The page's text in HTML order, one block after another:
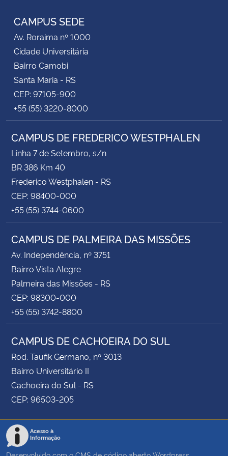
CAMPUS SEDE
Av. Roraima nº 1000
Cidade Universitária
Bairro Camobi
Santa Maria - RS
CEP: 97105-900
+55 (55) 3220-8000
CAMPUS DE FREDERICO WESTPHALEN
Linha 7 de Setembro, s/n
BR 386 Km 40
Frederico Westphalen - RS
CEP: 98400-000
+55 (55) 3744-0600
CAMPUS DE PALMEIRA DAS MISSÕES
Av. Independência, nº 3751
Bairro Vista Alegre
Palmeira das Missões - RS
CEP: 98300-000
+55 (55) 3742-8800
CAMPUS DE CACHOEIRA DO SUL
Rod. Taufik Germano, nº 3013
Bairro Universitário II
Cachoeira do Sul - RS
CEP: 96503-205
Acesso à
Informação